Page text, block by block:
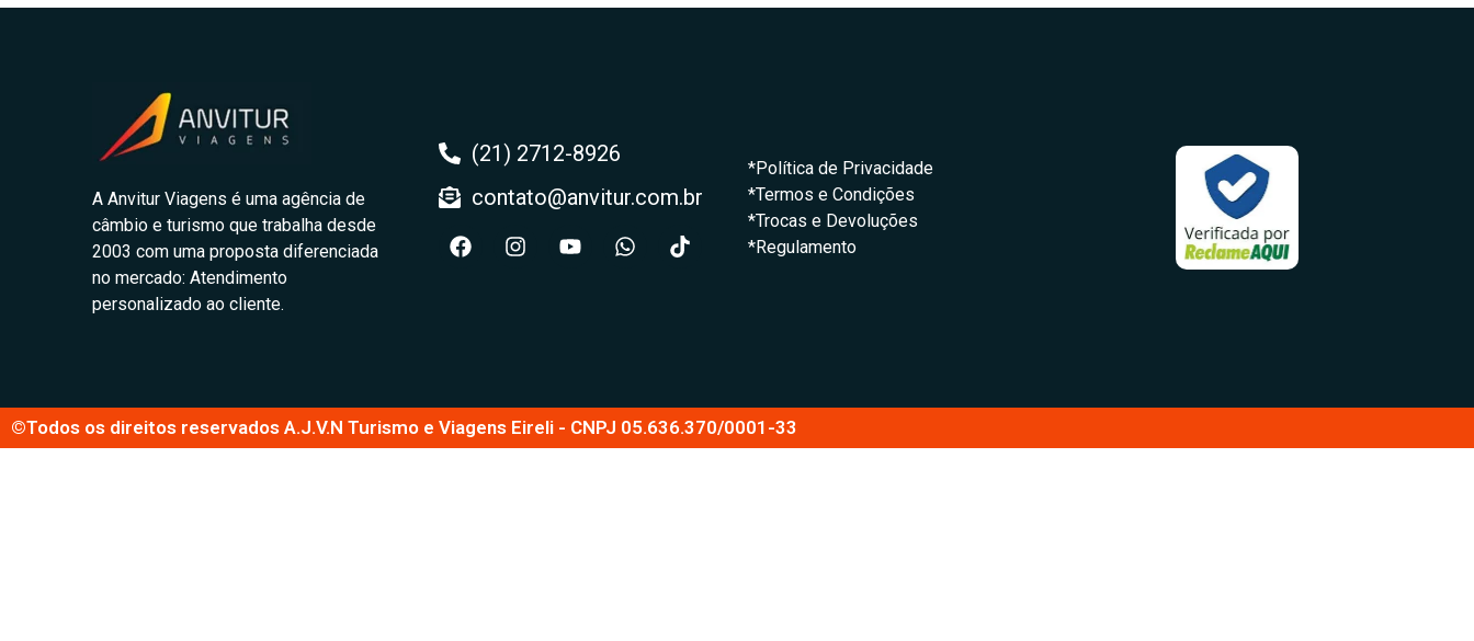
A Anvitur Viagens é uma agência de
câmbio e turismo que trabalha desde
2003 com uma proposta diferenciada
no mercado: Atendimento
personalizado ao cliente.
(21) 2712-8926
contato@anvitur.com.br
*Política de Privacidade
*Termos e Condições
*Trocas e Devoluções
*Regulamento
©Todos os direitos reservados A.J.V.N Turismo e Viagens Eireli - CNPJ 05.636.370/0001-33